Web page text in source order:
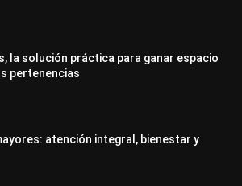
la solución práctica para ganar espacio
pertenencias
atención integral, bienestar y